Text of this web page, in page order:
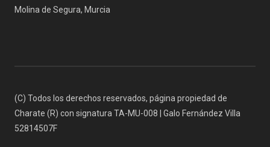
Molina de Segura, Murcia
(C) Todos los derechos reservados, página propiedad de
Charate (R) con signatura TA-MU-008 | Galo Fernández Villa
52814507F